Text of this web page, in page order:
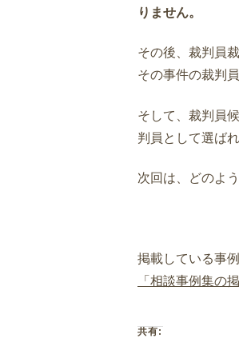
りません。
その後、裁判員
その事件の裁判
そして、裁判員
判員として選ば
次回は、どのよ
掲載している事
「相談事例集の
共有: